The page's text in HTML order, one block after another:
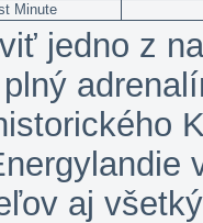
Minute
jedno z
aj